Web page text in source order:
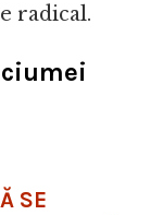
radical.
SE